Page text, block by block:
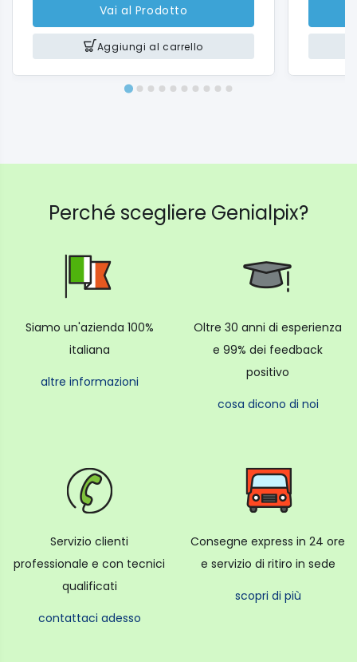
Vai al Prodotto
Aggiungi al carrello
Perché scegliere Genialpix?
Siamo un'azienda 100%
italiana
altre informazioni
Oltre 30 anni di esperienza
e 99% dei feedback
positivo
cosa dicono di noi
Servizio clienti
professionale e con tecnici
qualificati
contattaci adesso
Consegne express in 24 ore
e servizio di ritiro in sede
scopri di più